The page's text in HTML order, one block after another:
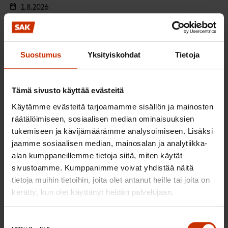
Suostumus Yksityiskohdat Tietoja
Tämä sivusto käyttää evästeitä
Käytämme evästeitä tarjoamamme sisällön ja mainosten
räätälöimiseen, sosiaalisen median ominaisuuksien
tukemiseen ja kävijämäärämme analysoimiseen. Lisäksi
jaamme sosiaalisen median, mainosalan ja analytiikka-
alan kumppaneillemme tietoja siitä, miten käytät
sivustoamme. Kumppanimme voivat yhdistää näitä
tietoja muihin tietoihin, joita olet antanut heille tai joita on
kerätty, kun olet käyttänyt heidän palvelujaan.
Tulevat tapahtumat
SAK:n kulttuuriapurahojen haku
vuodelle 2027
1.-31.8.2026
SAK:n hallituksen kokous elokuu 2026
1.8.2026
SAK:n kulttuuriapurahojen haku vuodelle
2027
Katso lisätiedot